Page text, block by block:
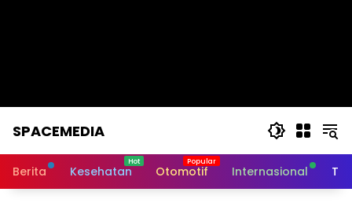
SPACEMEDIA
Berita Kesehatan Otomotif Internasional